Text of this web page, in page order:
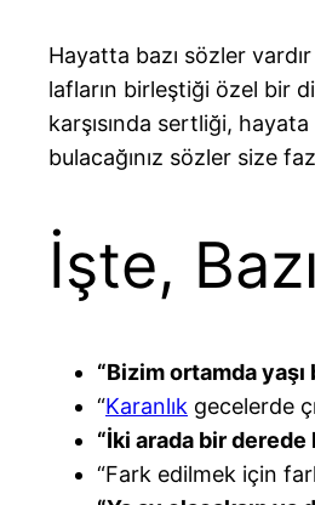
Hayatta bazı sözler
lafların birleştiği özel bir
karşısında sertliği,
bulacağınız sözler size
İşte,
“Bizim ortamda
“Karanlık gecelerde
“İki arada bir
“Fark edilmek için